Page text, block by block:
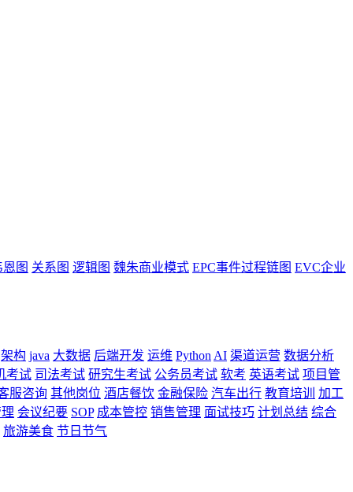
恩图 关系图 逻辑图 魏朱商业模式 EPC事件过程链图 EVC企业
架构 java 大数据 后端开发 运维 Python AI 渠道运营 数据分析
考试 司法考试 研究生考试 公务员考试 软考 英语考试 项目管
服咨询 其他岗位 酒店餐饮 金融保险 汽车出行 教育培训
加工
会议纪要 SOP 成本管控 销售管理 面试技巧 计划总结 综合
旅游美食 节日节气